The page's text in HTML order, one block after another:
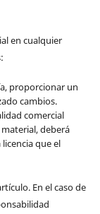
en cualquier
proporcionar un
cambios.
comercial
deberá
que el
En el caso de